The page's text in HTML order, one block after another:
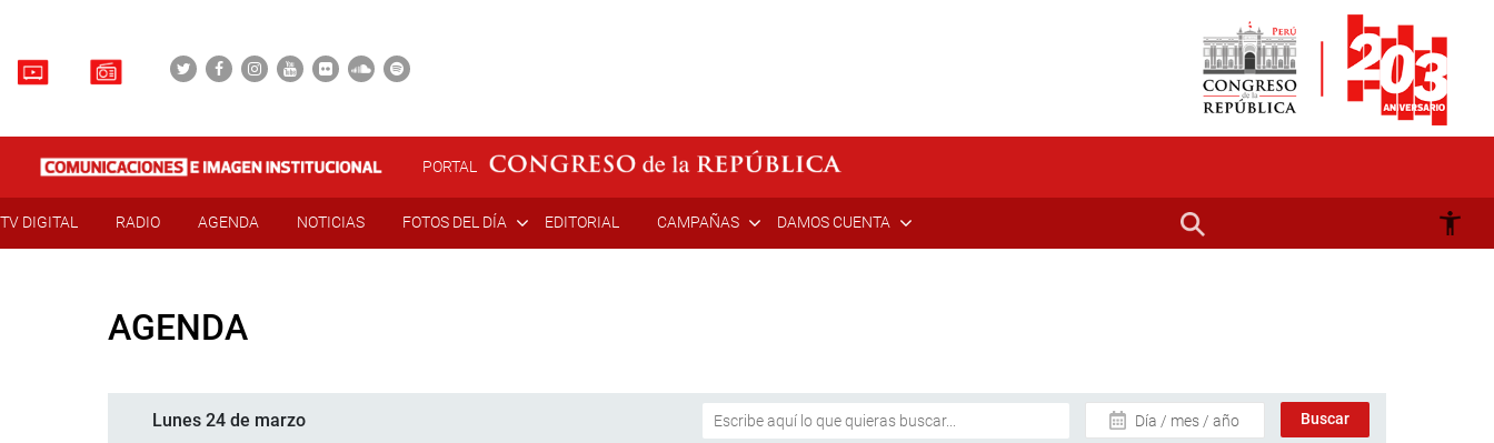
PORTAL
TV DIGITAL RADIO AGENDA NOTICIAS FOTOS DEL DÍA EDITORIAL CAMPAÑAS DAMOS CUENTA
AGENDA
Lunes 24 de marzo Día / mes / año